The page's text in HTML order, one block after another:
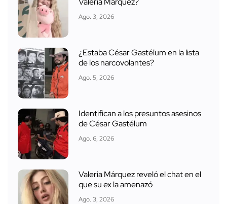
Ago. 3, 2026
¿Estaba César Gastélum en la lista
de los narcovolantes?
Ago. 5, 2026
Identifican a los presuntos asesinos
de César Gastélum
Ago. 6, 2026
Valeria Márquez reveló el chat en el
que su ex la amenazó
Ago. 3, 2026